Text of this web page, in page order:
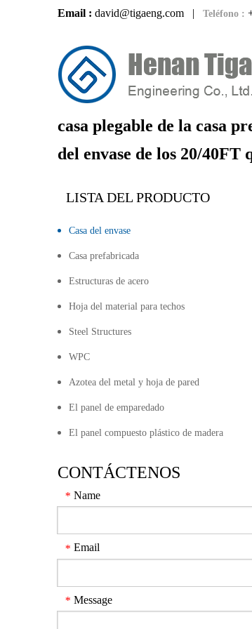
Email : david@tigaeng.com | Teléfono :
casa plegable de la casa
del envase de los 20/40FT
LISTA DEL PRODUCTO
Casa del envase
Casa prefabricada
Estructuras de acero
Hoja del material para techos
Steel Structures
WPC
Azotea del metal y hoja de pared
El panel de emparedado
El panel compuesto plástico de madera
CONTÁCTENOS
* Name
* Email
* Message